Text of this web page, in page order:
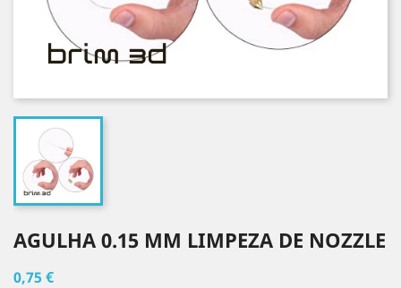
AGULHA 0.15 MM LIMPEZA DE NOZZLE
0,75 €